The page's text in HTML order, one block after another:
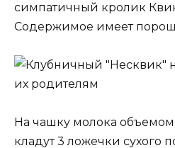
симпатичный кролик
Содержимое имеет
На чашку молока
кладут 3 ложечки сухого